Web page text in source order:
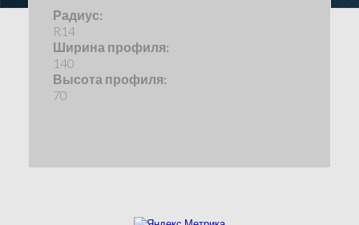
Радиус:
R14
Ширина профиля:
140
Высота профиля:
70